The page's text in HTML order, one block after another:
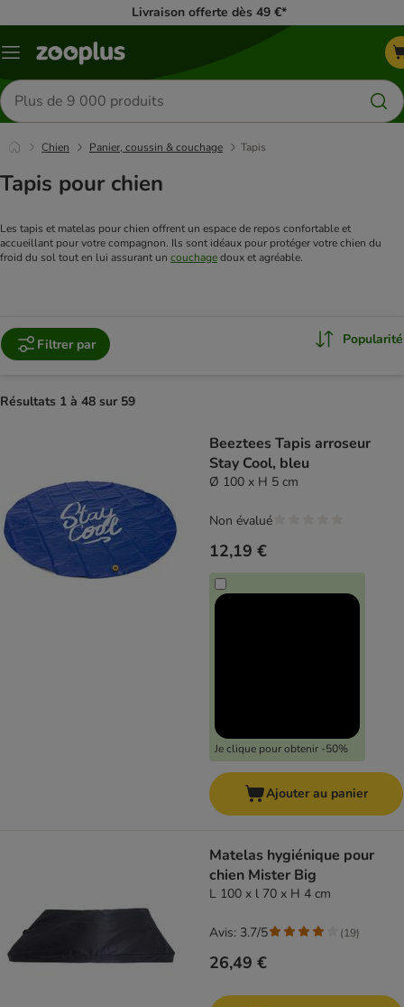
Livraison offerte dès 49 €*
Menu
Rechercher
des
produits
Chien Panier, coussin & couchage Tapis
Tapis pour chien
Les tapis et matelas pour chien offrent un espace de repos confortable et
accueillant pour votre compagnon. Ils sont idéaux pour protéger votre chien du
froid du sol tout en lui assurant un couchage doux et agréable.
Filtrer par Popularité
Résultats 1 à 48 sur 59
Beeztees Tapis arroseur
Stay Cool, bleu
Ø 100 x H 5 cm
12,19 €
Je clique pour obtenir -50%
Non évalué
Ajouter au panier
Matelas hygiénique pour
chien Mister Big
L 100 x l 70 x H 4 cm
26,49 €
Avis: 3.7/5 (19)